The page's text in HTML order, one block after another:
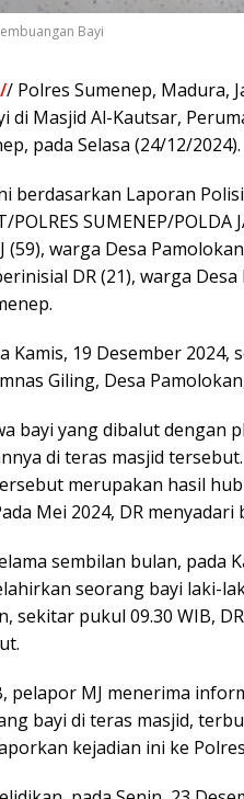
Bayi
/ Polres Sumenep, Madura,
di Masjid Al-Kautsar,
pada Selasa (24/12/2024).
berdasarkan Laporan
SUMENEP/
(59), warga Desa
DR (21), warga
Kamis, 19 Desember 2024,
Giling, Desa
bayi yang dibalut dengan
di teras masjid
merupakan hasil
Mei 2024, DR
sembilan bulan, pada
seorang bayi laki-
sekitar pukul 09.30 WIB,
pelapor MJ menerima
bayi di teras masjid,
kejadian ini ke